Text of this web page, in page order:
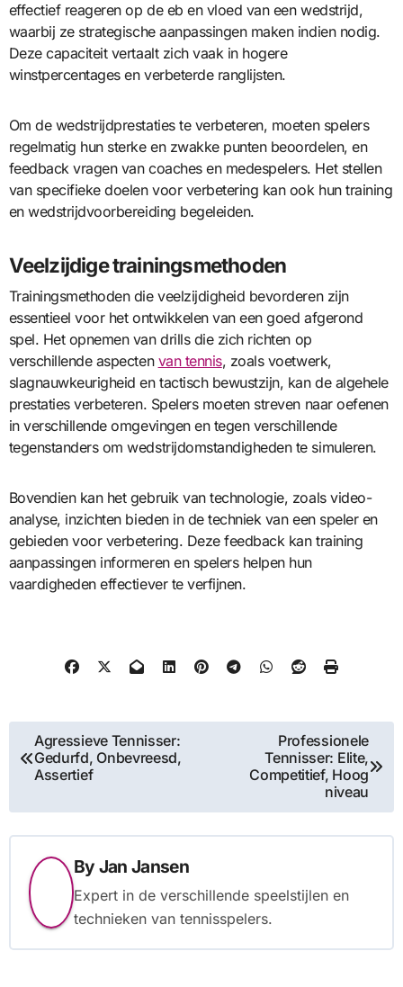
effectief reageren op de eb en vloed van een wedstrijd,
waarbij ze strategische aanpassingen maken indien nodig.
Deze capaciteit vertaalt zich vaak in hogere
winstpercentages en verbeterde ranglijsten.
Om de wedstrijdprestaties te verbeteren, moeten spelers
regelmatig hun sterke en zwakke punten beoordelen, en
feedback vragen van coaches en medespelers. Het stellen
van specifieke doelen voor verbetering kan ook hun training
en wedstrijdvoorbereiding begeleiden.
Veelzijdige trainingsmethoden
Trainingsmethoden die veelzijdigheid bevorderen zijn
essentieel voor het ontwikkelen van een goed afgerond
spel. Het opnemen van drills die zich richten op
verschillende aspecten van tennis, zoals voetwerk,
slagnauwkeurigheid en tactisch bewustzijn, kan de algehele
prestaties verbeteren. Spelers moeten streven naar oefenen
in verschillende omgevingen en tegen verschillende
tegenstanders om wedstrijdomstandigheden te simuleren.
Bovendien kan het gebruik van technologie, zoals video-
analyse, inzichten bieden in de techniek van een speler en
gebieden voor verbetering. Deze feedback kan training
aanpassingen informeren en spelers helpen hun
vaardigheden effectiever te verfijnen.
Post
navigation
Agressieve Tennisser:
Gedurfd, Onbevreesd,
Assertief
Professionele
Tennisser: Elite,
Competitief, Hoog
niveau
By Jan Jansen
Expert in de verschillende speelstijlen en
technieken van tennisspelers.